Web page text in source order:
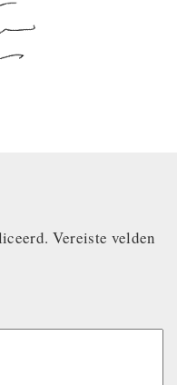
Vereiste velden